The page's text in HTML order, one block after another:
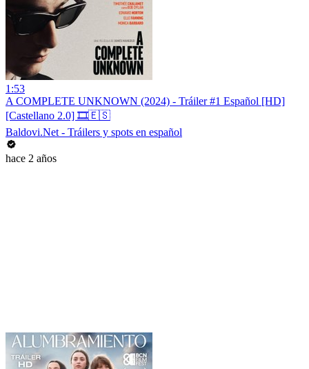
1:53
A COMPLETE UNKNOWN (2024) - Tráiler #1 Español [HD]
[Castellano 2.0] 🎞️🇪🇸
Baldovi.Net - Tráilers y spots en español
hace 2 años